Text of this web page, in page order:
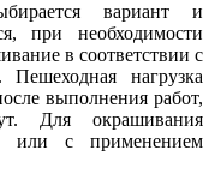
вариант и
при необходимости
в соответствии с
нагрузка
выполнения работ,
Для окрашивания
или с применением